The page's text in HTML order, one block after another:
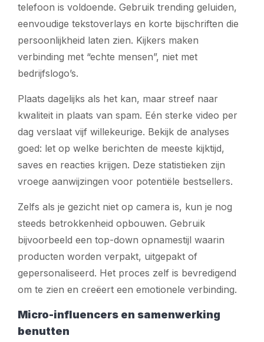
telefoon is voldoende. Gebruik trending geluiden,
eenvoudige tekstoverlays en korte bijschriften die
persoonlijkheid laten zien. Kijkers maken
verbinding met “echte mensen”, niet met
bedrijfslogo’s.
Plaats dagelijks als het kan, maar streef naar
kwaliteit in plaats van spam. Eén sterke video per
dag verslaat vijf willekeurige. Bekijk de analyses
goed: let op welke berichten de meeste kijktijd,
saves en reacties krijgen. Deze statistieken zijn
vroege aanwijzingen voor potentiële bestsellers.
Zelfs als je gezicht niet op camera is, kun je nog
steeds betrokkenheid opbouwen. Gebruik
bijvoorbeeld een top-down opnamestijl waarin
producten worden verpakt, uitgepakt of
gepersonaliseerd. Het proces zelf is bevredigend
om te zien en creëert een emotionele verbinding.
Micro-influencers en samenwerking
benutten